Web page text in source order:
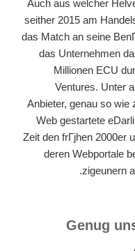
Auch aus welcher
seither 2015 am
das Match an seine
das Unternehmen
Millionen ECU
Ventures. Unter
Anbieter, genau so
Web gestartete
Zeit den frГјhen 2000er
deren Webportale
zigeunern
Genug